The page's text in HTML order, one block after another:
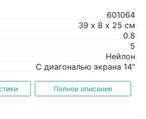
601064
39 х 8 х 25 см
0.8
5
Нейлон
С диагональю экрана 14"
Полное описание